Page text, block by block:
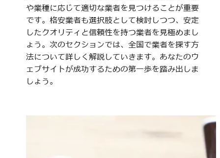
や業種に応じて適切な業者を見つけることが重要
です。格安業者も選択肢として検討しつつ、安定
したクオリティと信頼性を持つ業者を見極めまし
ょう。次のセクションでは、全国で業者を探す方
法について詳しく解説していきます。あなたのウ
ェブサイトが成功するための第一歩を踏み出しま
しょう。